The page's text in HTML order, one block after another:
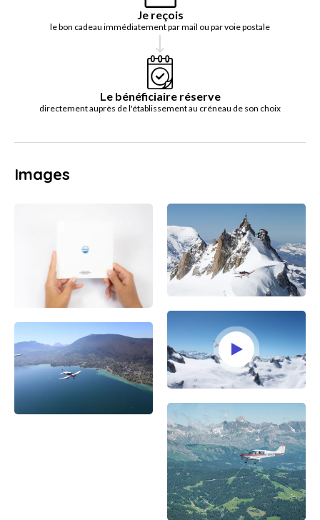
Je reçois
le bon cadeau immédiatement par mail ou par voie postale
Le bénéficiaire réserve
directement auprès de l'établissement au créneau de son choix
Images